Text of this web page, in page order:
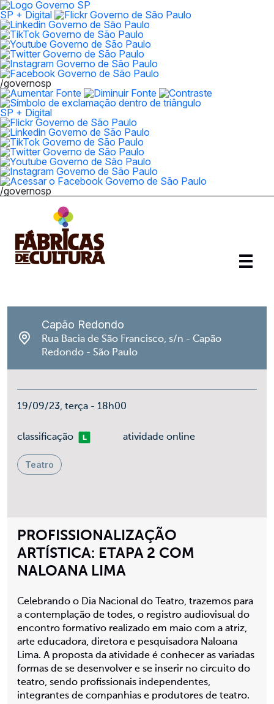
SP + Digital
/governosp
SP + Digital
/governosp
PROFISSIONALIZAÇÃO
ARTÍSTICA: ETAPA 2 COM
NALOANA LIMA
Celebrando o Dia Nacional do Teatro, trazemos para
a contemplação de todes, o registro audiovisual do
encontro formativo realizado em maio com a atriz,
arte educadora, diretora e pesquisadora Naloana
Lima. A proposta da atividade é conhecer as variadas
formas de se desenvolver e se inserir no circuito do
teatro, sendo profissionais independentes,
integrantes de companhias e produtores de teatro.
Capão Redondo
Rua Bacia de São Francisco, s/n - Capão
Redondo - São Paulo
19/09/23, terça - 18h00
classificaçãoLivre atividade online
Teatro